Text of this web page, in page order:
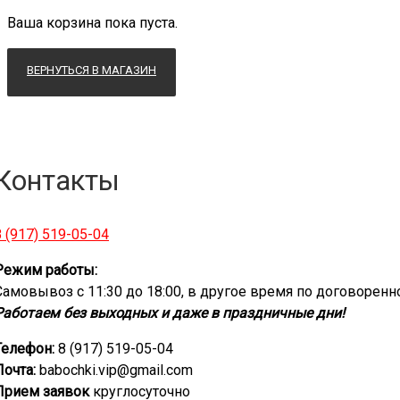
Ваша корзина пока пуста.
ВЕРНУТЬСЯ В МАГАЗИН
(917) 519-05-04
работы:
с 11:30 до 18:00, в другое время по
без выходных и даже в праздничные дни!
8 (917) 519-05-04
babochki.vip@gmail.com
заявоккруглосуточно